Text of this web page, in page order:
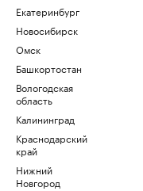
Екатеринбург
Новосибирск
Омск
Башкортостан
Вологодская
область
Калининград
Краснодарский
край
Нижний
Новгород